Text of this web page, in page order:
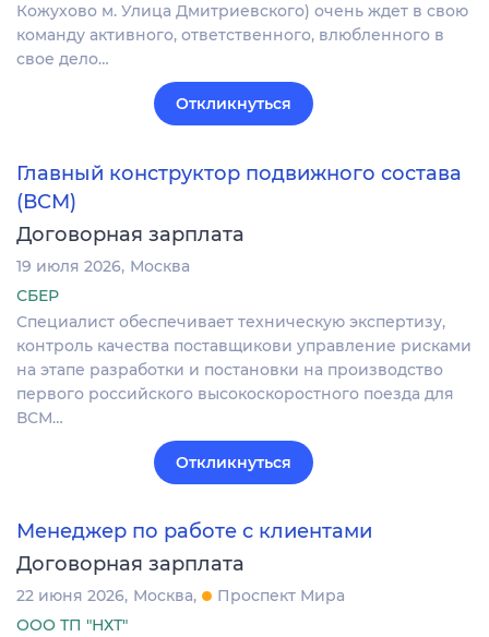
Кожухово м. Улица Дмитриевского) очень ждет в свою
команду активного, ответственного, влюбленного в
свое дело…
Откликнуться
Главный конструктор подвижного состава
(ВСМ)
Договорная зарплата
19 июля 2026 Москва
СБЕР
Специалист обеспечивает техническую экспертизу,
контроль качества поставщикови управление рисками
на этапе разработки и постановки на производство
первого российского высокоскоростного поезда для
ВСМ…
Откликнуться
Менеджер по работе с клиентами
Договорная зарплата
22 июня 2026 Москва
Проспект Мира
ООО ТП "НХТ"